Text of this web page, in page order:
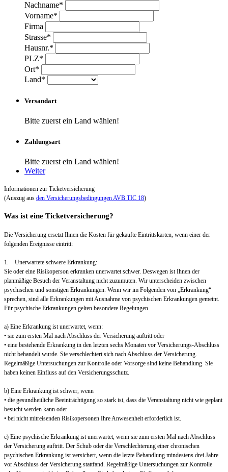
Nachname*
Vorname*
Firma
Strasse*
Hausnr.*
PLZ*
Ort*
Land*
Versandart
Bitte zuerst ein Land wählen!
Zahlungsart
Bitte zuerst ein Land wählen!
Weiter
Informationen zur Ticketversicherung
(Auszug aus den Versicherungsbedingungen AVB TIC 18)
Was ist eine Ticketversicherung?
Die Versicherung ersetzt Ihnen die Kosten für gekaufte Eintrittskarten, wenn einer der
folgenden Ereignisse eintritt:
1. Unerwartete schwere Erkrankung:
Sie oder eine Risikoperson erkranken unerwartet schwer. Deswegen ist Ihnen der
planmäßige Besuch der Veranstaltung nicht zuzumuten. Wir unterscheiden zwischen
psychischen und sonstigen Erkrankungen. Wenn wir im Folgenden von „Erkrankung“
sprechen, sind alle Erkrankungen mit Ausnahme von psychischen Erkrankungen gemeint.
Für psychische Erkrankungen gelten besondere Regelungen.
a) Eine Erkrankung ist unerwartet, wenn:
• sie zum ersten Mal nach Abschluss der Versicherung auftritt oder
• eine bestehende Erkrankung in den letzten sechs Monaten vor Versicherungs-Abschluss
nicht behandelt wurde. Sie verschlechtert sich nach Abschluss der Versicherung.
Regelmäßige Untersuchungen zur Kontrolle oder Vorsorge sind keine Behandlung. Sie
haben keinen Einfluss auf den Versicherungsschutz.
b) Eine Erkrankung ist schwer, wenn
• die gesundheitliche Beeinträchtigung so stark ist, dass die Veranstaltung nicht wie geplant
besucht werden kann oder
• bei nicht mitreisenden Risikopersonen Ihre Anwesenheit erforderlich ist.
c) Eine psychische Erkrankung ist unerwartet, wenn sie zum ersten Mal nach Abschluss
der Versicherung auftritt. Der Schub oder die Verschlechterung einer chronischen
psychischen Erkrankung ist versichert, wenn die letzte Behandlung mindestens drei Jahre
vor Abschluss der Versicherung stattfand. Regelmäßige Untersuchungen zur Kontrolle